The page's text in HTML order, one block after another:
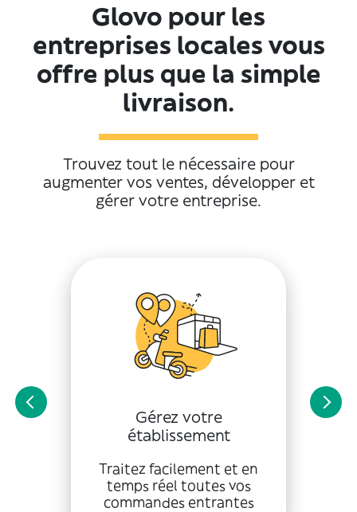
Glovo pour les
entreprises locales vous
offre plus que la simple
livraison.
Trouvez tout le nécessaire pour
augmenter vos ventes, développer et
gérer votre entreprise.
Gérez votre
établissement
Traitez facilement et en
temps réel toutes vos
commandes entrantes